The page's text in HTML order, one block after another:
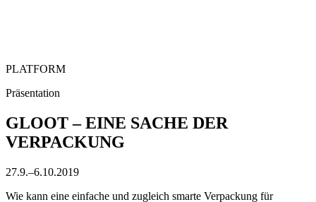
PLATFORM
Präsentation
GLOOT – EINE SACHE DER
VERPACKUNG
27.9.–6.10.2019
Wie kann eine einfache und zugleich smarte Verpackung für